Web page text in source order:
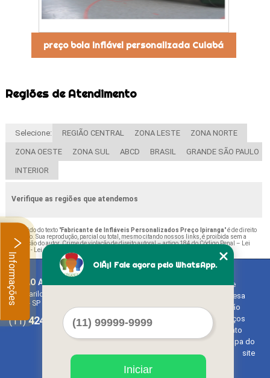
preço bola inflável personalizada Cuiabá
Regiões de Atendimento
Selecione: REGIÃO CENTRAL ZONA LESTE ZONA NORTE
ZONA OESTE ZONA SUL ABCD BRASIL GRANDE SÃO PAULO
INTERIOR
Verifique as regiões que atendemos
O conteúdo do texto "Fabricante de Infláveis Personalizados Preço Ipiranga" é de direito
reservado. Sua reprodução, parcial ou total, mesmo citando nossos links, é proibida sem a
autorização do autor. Crime de violação de direito autoral – artigo 184 do Código Penal –
Lei
9610/98 - Lei de direitos autorais
BALAO ART
Rua Bariloche, 1300 - Chácara Tropical (Caucaia do Alto)
Cotia - SP - CEP: 06726-270
(11)4242-7733(11)3603-0479
Home
Empresa
Missão
Serviços
Contato
Mapa do
site
OlÃ¡! Fale agora pelo WhatsApp.
Iniciar
Informações